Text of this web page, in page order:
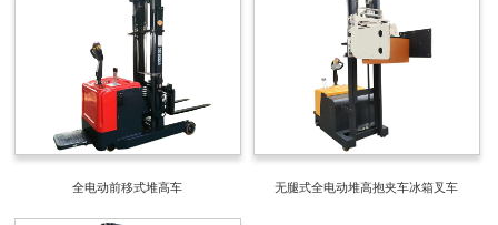
全电动前移式堆高车 无腿式全电动堆高抱夹车冰箱叉车